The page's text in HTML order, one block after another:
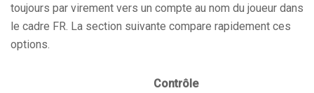
toujours par virement vers un compte au nom du joueur dans
le cadre FR. La section suivante compare rapidement ces
options.
Contrôle